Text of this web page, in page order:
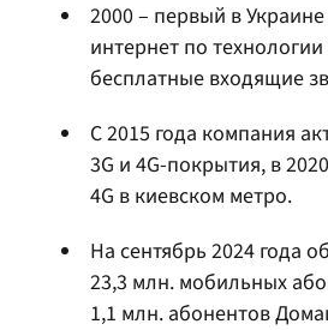
2000 – первый в
интернет по технологии
бесплатные входящие
С 2015 года компания
3G и 4G-покрытия, в
4G в киевском метро.
На сентябрь 2024 года
23,3 млн. мобильных
1,1 млн. абонентов